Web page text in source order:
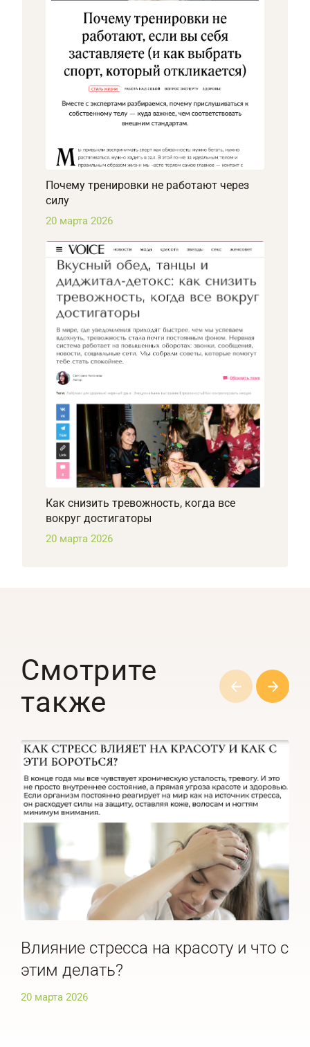
Почему тренировки не работают через
силу
20 марта 2026
Как снизить тревожность, когда все
вокруг достигаторы
20 марта 2026
Смотрите
также
Влияние стресса на красоту и что с
этим делать?
20 марта 2026